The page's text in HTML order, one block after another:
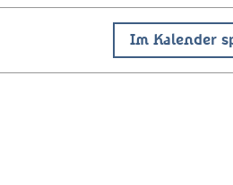
Im Kalender